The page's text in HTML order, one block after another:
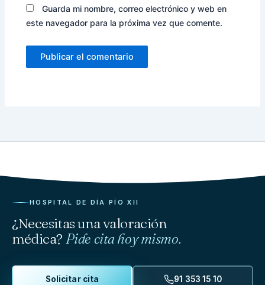
Guarda mi nombre, correo electrónico y web en
este navegador para la próxima vez que comente.
HOSPITAL DE DÍA PÍO XII
¿Necesitas una valoración
médica? Pide cita hoy mismo.
Solicitar cita 91 353 15 10